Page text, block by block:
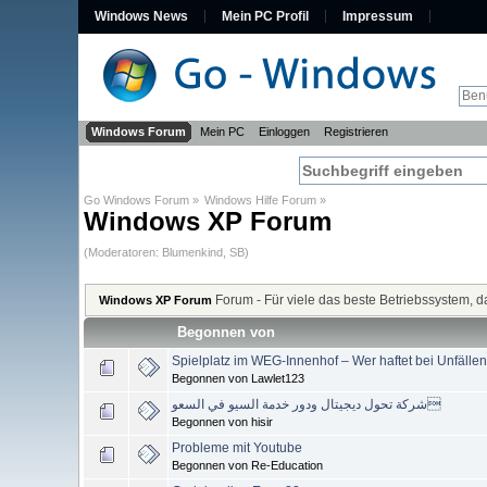
Windows News Mein PC Profil Impressum
Windows Forum Mein PC Einloggen Registrieren
Go Windows Forum » Windows Hilfe Forum »
Windows XP Forum
(Moderatoren: Blumenkind SB)
Windows XP Forum Forum - Für viele das beste Betriebssystem,
Begonnen von
Spielplatz im WEG-Innenhof – Wer haftet bei
Begonnen von Lawlet123
شركة تحول ديجيتال ودور خدمة السيو في السعو
Begonnen von hisir
Probleme mit Youtube
Begonnen von Re-Education